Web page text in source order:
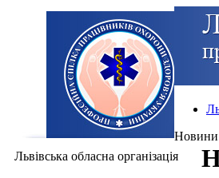
Новини
Львівська обласна організація